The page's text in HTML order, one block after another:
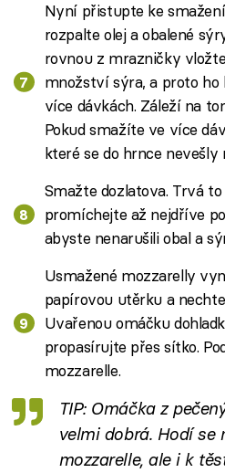
Nyní přistupte ke
rozpalte olej a obalené
rovnou z mrazničky
množství sýra, a proto ho
více dávkách. Záleží na
Pokud smažíte ve více
které se do hrnce
Smažte dozlatova. Trvá
promíchejte až nejdříve
abyste nenarušili obal a
Usmažené mozzarelly
papírovou utěrku a
Uvařenou omáčku
propasírujte přes sítko.
mozzarelle.
TIP: Omáčka z
velmi dobrá. Hodí se
mozzarelle, ale i k